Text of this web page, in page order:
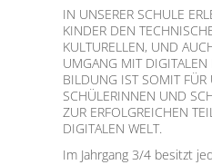
IN UNSERER SCHULE
KINDER DEN
KULTURELLEN, UND
UMGANG MIT DIGITALEN
BILDUNG IST SOMIT FÜR
SCHÜLERINNEN UND
ZUR ERFOLGREICHEN
DIGITALEN WELT.
Im Jahrgang 3/4 besitzt